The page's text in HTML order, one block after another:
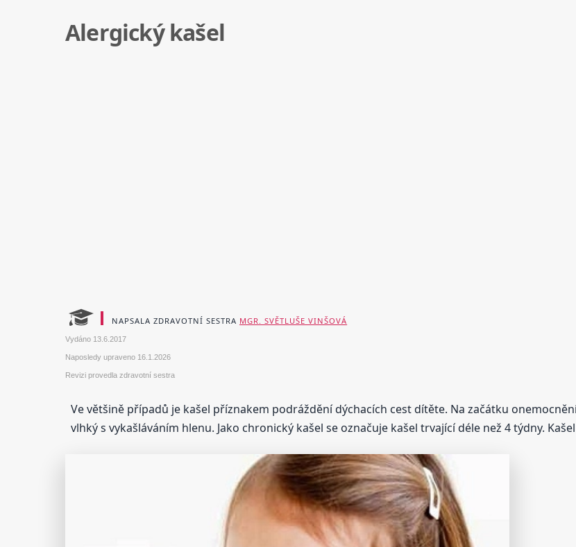
Alergický kašel
NAPSALA ZDRAVOTNÍ SESTRA MGR. SVĚTLUŠE VINŠOVÁ
Vydáno 13.6.2017
Naposledy upraveno 16.1.2026
Revizi provedla zdravotní sestra
Ve většině případů je kašel příznakem podráždění dýchacích cest dítěte. Na začátku
vlhký s vykašláváním hlenu. Jako chronický kašel se označuje kašel trvající déle než 4 týdny.